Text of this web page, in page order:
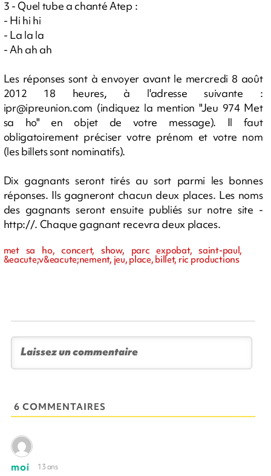
3 - Quel tube a chanté Atep :
- Hi hi hi
- La la la
- Ah ah ah
Les réponses sont à envoyer avant le mercredi 8 août
2012 18 heures, à l'adresse suivante :
ipr@ipreunion.com (indiquez la mention "Jeu 974 Met
sa ho" en objet de votre message). Il faut
obligatoirement préciser votre prénom et votre nom
(les billets sont nominatifs).
Dix gagnants seront tirés au sort parmi les bonnes
réponses. Ils gagneront chacun deux places. Les noms
des gagnants seront ensuite publiés sur notre site -
http://. Chaque gagnant recevra deux places.
met sa ho, concert, show, parc expobat, saint-paul,
&eacute;v&eacute;nement, jeu, place, billet, ric productions
6 COMMENTAIRES
moi 13 ans